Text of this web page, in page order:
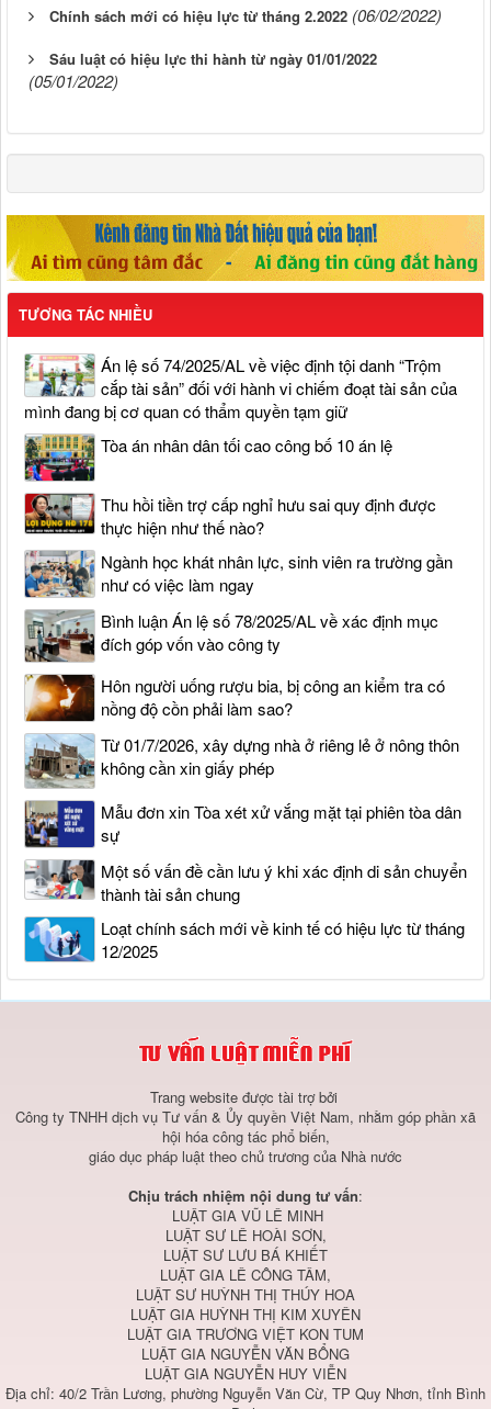
Chính sách mới có hiệu lực từ tháng 2.2022 (06/02/2022)
Sáu luật có hiệu lực thi hành từ ngày 01/01/2022
(05/01/2022)
TƯƠNG TÁC NHIỀU
Án lệ số 74/2025/AL về việc định tội danh “Trộm
cắp tài sản” đối với hành vi chiếm đoạt tài sản của
mình đang bị cơ quan có thẩm quyền tạm giữ
Tòa án nhân dân tối cao công bố 10 án lệ
Thu hồi tiền trợ cấp nghỉ hưu sai quy định được
thực hiện như thế nào?
Ngành học khát nhân lực, sinh viên ra trường gần
như có việc làm ngay
Bình luận Án lệ số 78/2025/AL về xác định mục
đích góp vốn vào công ty
Hôn người uống rượu bia, bị công an kiểm tra có
nồng độ cồn phải làm sao?
Từ 01/7/2026, xây dựng nhà ở riêng lẻ ở nông thôn
không cần xin giấy phép
Mẫu đơn xin Tòa xét xử vắng mặt tại phiên tòa dân
sự
Một số vấn đề cần lưu ý khi xác định di sản chuyển
thành tài sản chung
Loạt chính sách mới về kinh tế có hiệu lực từ tháng
12/2025
Trang website được tài trợ bởi
Công ty TNHH dịch vụ Tư vấn & Ủy quyền Việt Nam, nhằm góp phần xã
hội hóa công tác phổ biến,
giáo dục pháp luật theo chủ trương của Nhà nước
Chịu trách nhiệm nội dung tư vấn:
LUẬT GIA VŨ LÊ MINH
LUẬT SƯ LÊ HOÀI SƠN,
LUẬT SƯ LƯU BÁ KHIẾT
LUẬT GIA LÊ CÔNG TÂM,
LUẬT SƯ HUỲNH THỊ THÚY HOA
LUẬT GIA HUỲNH THỊ KIM XUYÊN
LUẬT GIA TRƯƠNG VIỆT KON TUM
LUẬT GIA NGUYỄN VĂN BỔNG
LUẬT GIA NGUYỄN HUY VIỄN
Địa chỉ: 40/2 Trần Lương, phường Nguyễn Văn Cừ, TP Quy Nhơn, tỉnh Bình